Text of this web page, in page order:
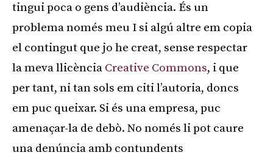
tingui poca o gens d’audiència. És un
problema només meu I si algú altre em copia
el contingut que jo he creat, sense respectar
la meva llicència Creative Commons, i que
per tant, ni tan sols em citi l’autoria, doncs
em puc queixar. Si és una empresa, puc
amenaçar-la de debò. No només li pot caure
una denúncia amb contundents